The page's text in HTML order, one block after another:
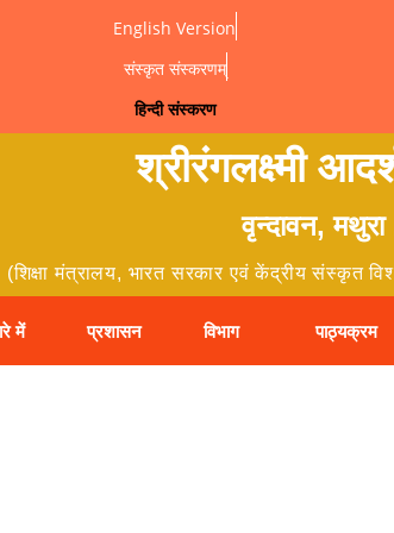
English Version
संस्कृत संस्करणम्
हिन्दी संस्करण
श्रीरंगलक्ष्मी
वृन्दावन,
(शिक्षा मंत्रालय, भारत सरकार एवं केंद्रीय संस्कृत
में प्रशासन विभाग पाठ्यक्रम